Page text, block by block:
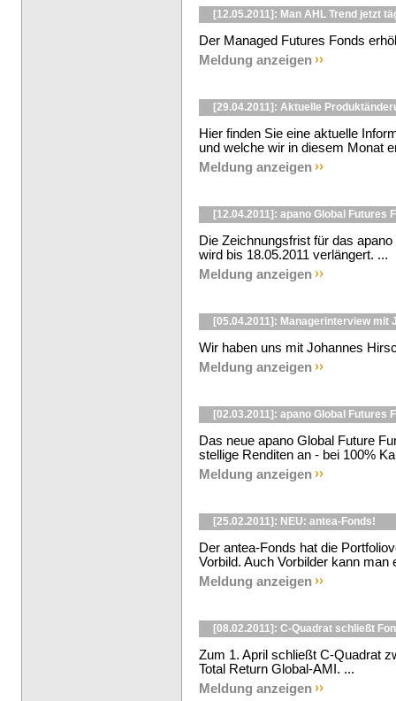
[12.05.2011]: Man AHL Trend jetzt
Der Managed Futures Fonds
Meldung anzeigen
[29.04.2011]: Aktuelle
Hier finden Sie eine aktuelle
und welche wir in diesem Monat
Meldung anzeigen
[12.04.2011]: apano Global Futures
Die Zeichnungsfrist für das
wird bis 18.05.2011 verlängert. ...
Meldung anzeigen
[05.04.2011]: Managerinterview mit
Wir haben uns mit Johannes
Meldung anzeigen
[02.03.2011]: apano Global Futures
Das neue apano Global Future
stellige Renditen an - bei 100%
Meldung anzeigen
[25.02.2011]: NEU: antea-Fonds!
Der antea-Fonds hat die
Vorbild. Auch Vorbilder kann man
Meldung anzeigen
[08.02.2011]: C-Quadrat schließt
Zum 1. April schließt C-Quadrat
Total Return Global-AMI. ...
Meldung anzeigen